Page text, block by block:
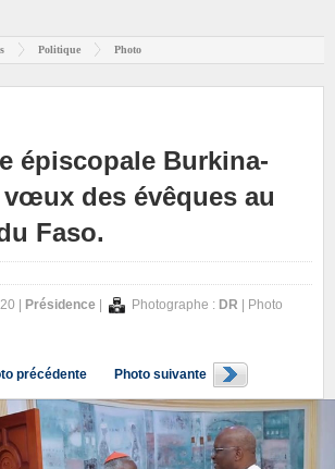
Politique Photo
épiscopale Burkina-
des évêques au
Faso.
| Présidence Photographe : DR | Photo
précédente Photo suivante